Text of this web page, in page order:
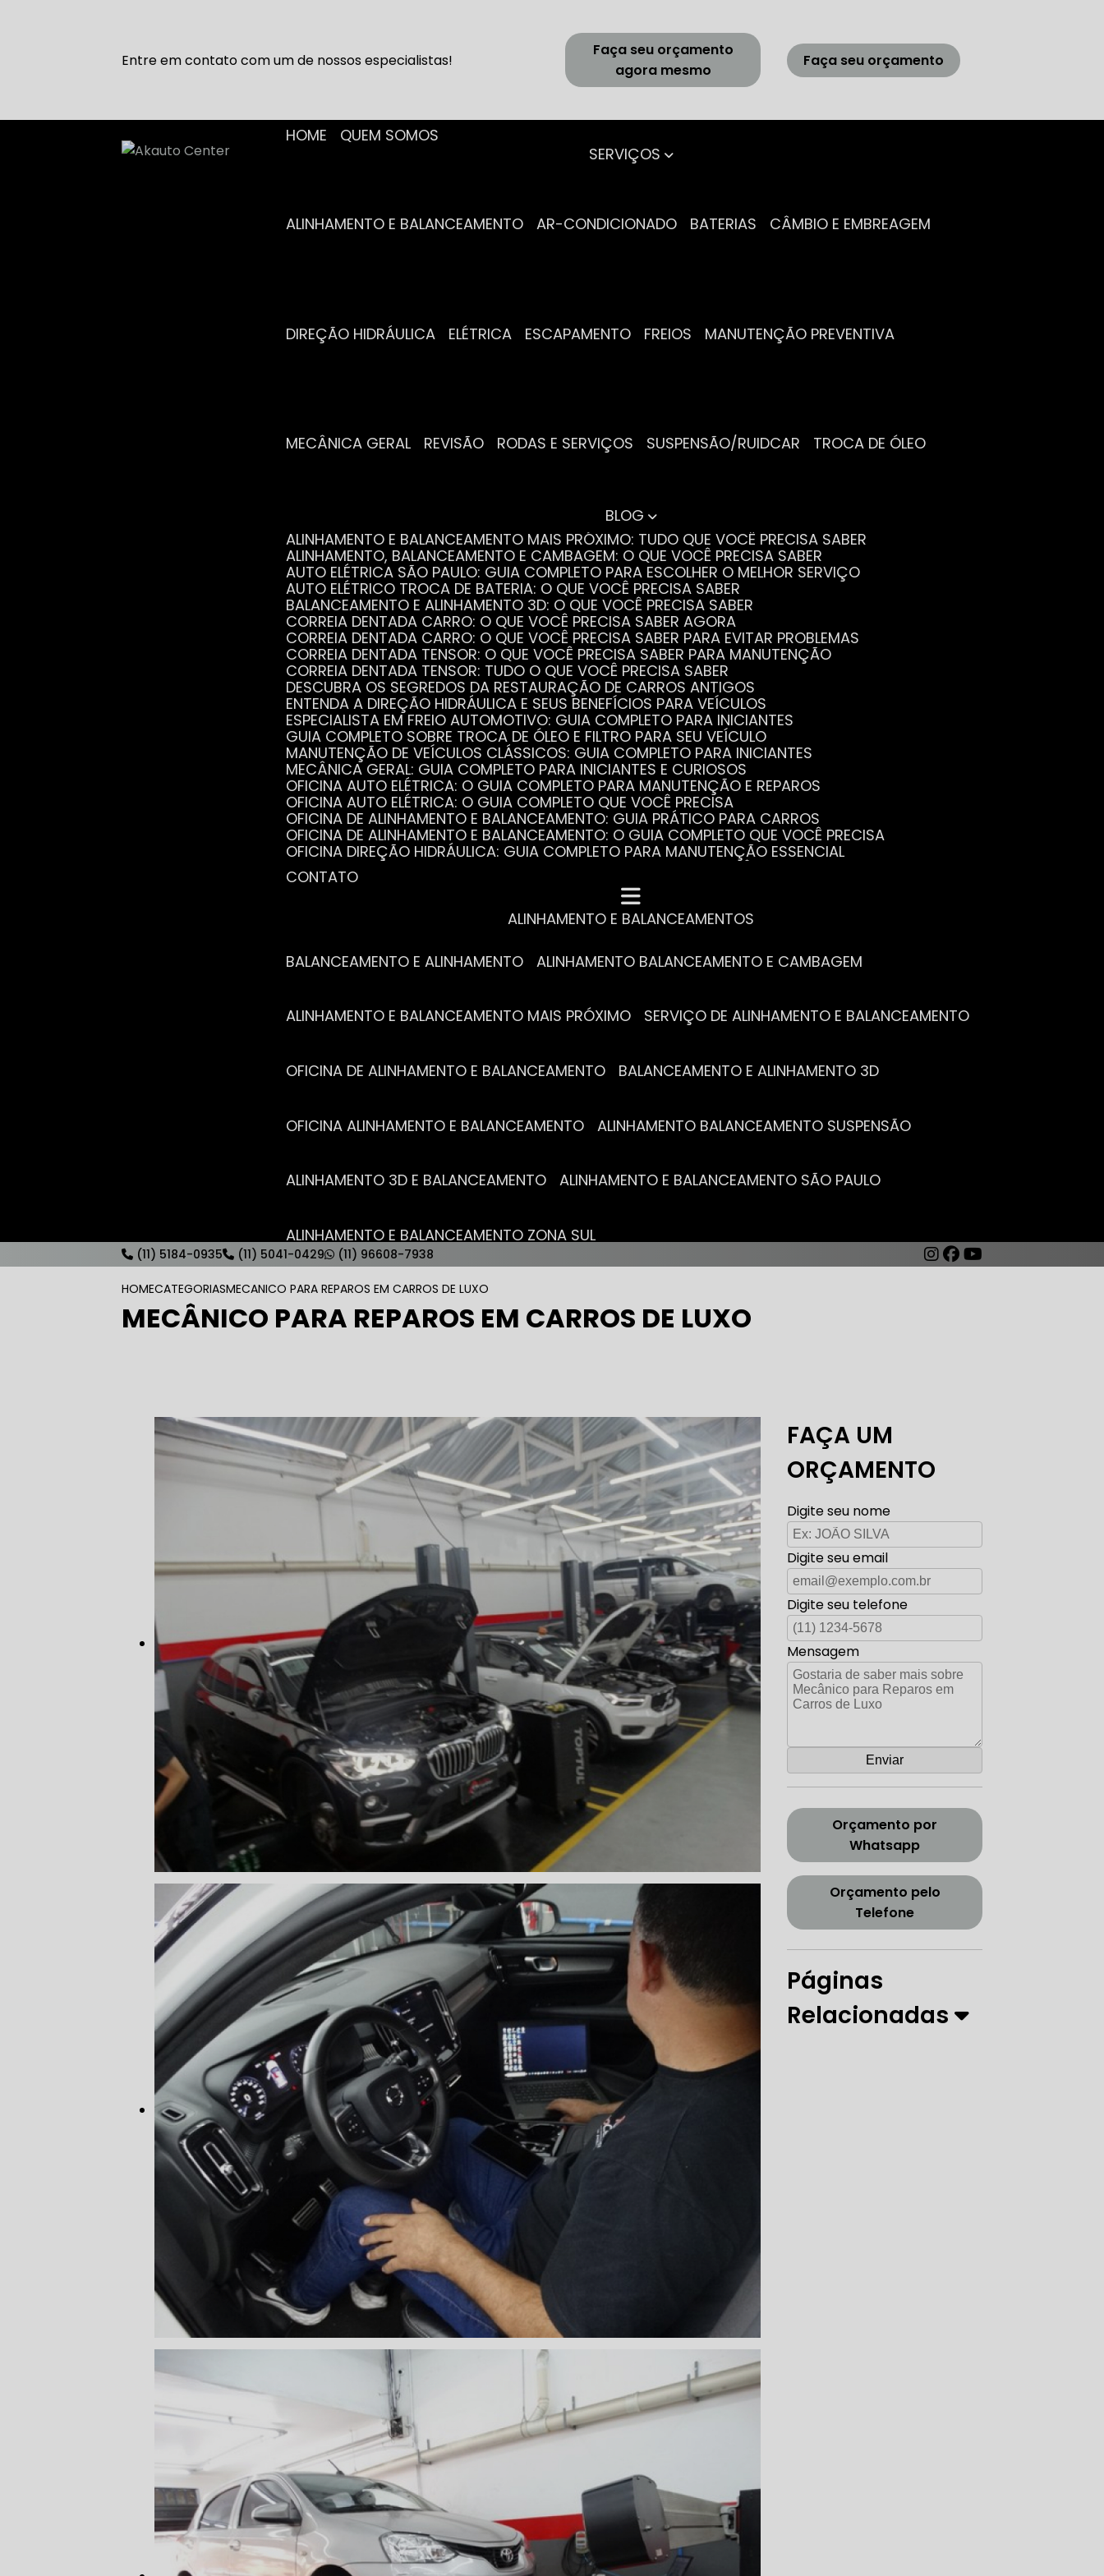
Entre em contato com um de nossos especialistas!
Faça seu orçamento
agora mesmo
Faça seu orçamento
HOME
QUEM SOMOS
SERVIÇOS
ALINHAMENTO E BALANCEAMENTO AR-CONDICIONADO BATERIAS CÂMBIO E EMBREAGEM
DIREÇÃO HIDRÁULICA ELÉTRICA ESCAPAMENTO FREIOS MANUTENÇÃO PREVENTIVA
MECÂNICA GERAL REVISÃO RODAS E SERVIÇOS SUSPENSÃO/RUIDCAR TROCA DE ÓLEO
BLOG
ALINHAMENTO E BALANCEAMENTO MAIS PRÓXIMO: TUDO QUE VOCÊ PRECISA SABER
ALINHAMENTO, BALANCEAMENTO E CAMBAGEM: O QUE VOCÊ PRECISA SABER
AUTO ELÉTRICA SÃO PAULO: GUIA COMPLETO PARA ESCOLHER O MELHOR SERVIÇO
AUTO ELÉTRICO TROCA DE BATERIA: O QUE VOCÊ PRECISA SABER
BALANCEAMENTO E ALINHAMENTO 3D: O QUE VOCÊ PRECISA SABER
CORREIA DENTADA CARRO: O QUE VOCÊ PRECISA SABER AGORA
CORREIA DENTADA CARRO: O QUE VOCÊ PRECISA SABER PARA EVITAR PROBLEMAS
CORREIA DENTADA TENSOR: O QUE VOCÊ PRECISA SABER PARA MANUTENÇÃO
CORREIA DENTADA TENSOR: TUDO O QUE VOCÊ PRECISA SABER
DESCUBRA OS SEGREDOS DA RESTAURAÇÃO DE CARROS ANTIGOS
ENTENDA A DIREÇÃO HIDRÁULICA E SEUS BENEFÍCIOS PARA VEÍCULOS
ESPECIALISTA EM FREIO AUTOMOTIVO: GUIA COMPLETO PARA INICIANTES
GUIA COMPLETO SOBRE TROCA DE ÓLEO E FILTRO PARA SEU VEÍCULO
MANUTENÇÃO DE VEÍCULOS CLÁSSICOS: GUIA COMPLETO PARA INICIANTES
MECÂNICA GERAL: GUIA COMPLETO PARA INICIANTES E CURIOSOS
OFICINA AUTO ELÉTRICA: O GUIA COMPLETO PARA MANUTENÇÃO E REPAROS
OFICINA AUTO ELÉTRICA: O GUIA COMPLETO QUE VOCÊ PRECISA
OFICINA DE ALINHAMENTO E BALANCEAMENTO: GUIA PRÁTICO PARA CARROS
OFICINA DE ALINHAMENTO E BALANCEAMENTO: O GUIA COMPLETO QUE VOCÊ PRECISA
OFICINA DIREÇÃO HIDRÁULICA: GUIA COMPLETO PARA MANUTENÇÃO ESSENCIAL
OFICINA MECÂNICA COMPLETA PARA BLINDADOS: TUDO QUE VOCÊ PRECISA SABER
POR QUE A REVISÃO AUTOMOTIVA É ESSENCIAL PARA O DESEMPENHO DO SEU CARRO
SERVIÇO DE ALINHAMENTO E BALANCEAMENTO: O QUE VOCÊ PRECISA SABER
VANTAGENS ESSENCIAIS DA TROCA DE ÓLEO PARA A SAÚDE DO SEU CARRO
CONTATO
ALINHAMENTO E BALANCEAMENTOS
BALANCEAMENTO E ALINHAMENTO ALINHAMENTO BALANCEAMENTO E CAMBAGEM
ALINHAMENTO E BALANCEAMENTO MAIS PRÓXIMO SERVIÇO DE ALINHAMENTO E BALANCEAMENTO
OFICINA DE ALINHAMENTO E BALANCEAMENTO BALANCEAMENTO E ALINHAMENTO 3D
OFICINA ALINHAMENTO E BALANCEAMENTO ALINHAMENTO BALANCEAMENTO SUSPENSÃO
ALINHAMENTO 3D E BALANCEAMENTO ALINHAMENTO E BALANCEAMENTO SÃO PAULO
ALINHAMENTO E BALANCEAMENTO ZONA SUL
AUTO ELÉTRICA MAIS PRÓXIMO AUTO ELÉTRICA AUTOMOTIVA
AUTO ELÉTRICO TROCA DE BATERIA OFICINA AUTO ELÉTRICA AUTO ELÉTRICA DE CARROS
AUTO ELÉTRICA ABERTA HOJE AUTO ELÉTRICA SOCORRO AUTO ELÉTRICA CARROS ANTIGOS
AUTO ELÉTRICA PRÓXIMO DE MIM AUTO ELÉTRICA SÃO PAULO AUTO ELÉTRICA ZONA SUL
CORREIAS DENTADAS
TROCA CORREIA DENTADA CORREIA DENTADA LAND ROVER CORREIA DENTADA RANGE ROVER
TROCA DA CORREIA DENTADA DA LAND ROVER CORREIA DENTADA DISCOVERY
CORREIA DENTADA MANUTENÇÃO CORREIA DENTADA TENSOR
CORREIA DENTADA CARRO CORREIA DENTADA SÃO PAULO
DIREÇÕES HIDRÁULICAS
DIREÇÃO HIDRÁULICA E ELÉTRICA MANUTENÇÃO CONSERTO REPARO
DIREÇÃO HIDRÁULICA E ELÉTRICA OFICINA MECÂNICA
DIREÇÃO HIDRÁULICA E ELÉTRICA CONSERTO MANUTENÇÃO DE DIREÇÃO HIDRÁULICA
MANUTENÇÃO DIREÇÃO HIDRÁULICA CONSERTO DIREÇÃO HIDRÁULICA
CONSERTO DE DIREÇÃO HIDRÁULICA OFICINA DIREÇÃO HIDRÁULICA
DIREÇÃO HIDRÁULICA MANUTENÇÃO DIREÇÃO HIDRÁULICA SÃO PAULO
DIREÇÃO HIDRÁULICA ZONA SUL
FREIO DE CARRO ESPECIALISTA EM FREIO AUTOMOTIVO FREIO DE AUTOMÓVEL
FREIO ABS MANUTENÇÃO SISTEMA DE FREIOS AUTOMOTIVOS PASTILHA DE FREIO
SENSOR DE FREIO ABS MANUTENÇÃO DE FREIOS AUTOMOTIVOS
(11) 5184-0935 (11) 5041-0429 (11) 96608-7938
HOMECATEGORIASMECANICO PARA REPAROS EM CARROS DE LUXO
MECÂNICO PARA REPAROS EM CARROS DE LUXO
FAÇA UM
ORÇAMENTO
Digite seu nome
Digite seu email
Digite seu telefone
Mensagem
Orçamento por
Whatsapp
Orçamento pelo
Telefone
Páginas
Relacionadas